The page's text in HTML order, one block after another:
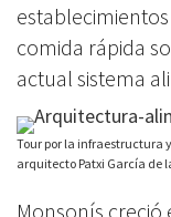
comida rápida
actual sistema
Tour por la infraestructura
arquitecto Patxi García de
Monsonís creció